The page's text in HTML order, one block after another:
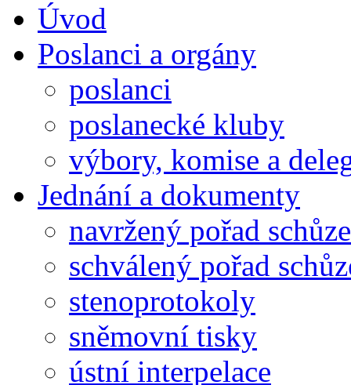
Úvod
Poslanci a orgány
poslanci
poslanecké kluby
výbory, komise a
Jednání a dokumenty
navržený pořad schůze
schválený pořad
stenoprotokoly
sněmovní tisky
ústní interpelace